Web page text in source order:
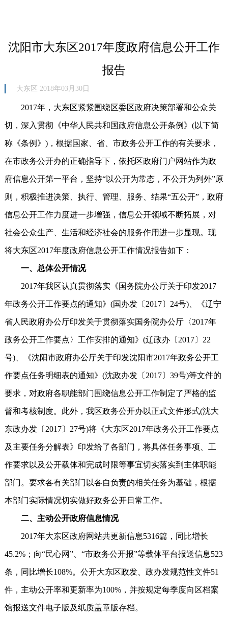
沈阳市大东区2017年度政府信息公开工作
报告
大东区 2018年03月30日
2017年，大东区紧紧围绕区委区政府决策部署和公众关
切，深入贯彻《中华人民共和国政府信息公开条例》(以下简
称《条例》)，根据国家、省、市政务公开工作的有关要求，
在市政务公开办的正确指导下，依托区政府门户网站作为政
府信息公开第一平台，坚持“以公开为常态，不公开为列外”原
则，积极推进决策、执行、管理、服务、结果“五公开”，政府
信息公开工作力度进一步增强，信息公开领域不断拓展，对
社会公众生产、生活和经济社会的服务作用进一步显现。现
将大东区2017年度政府信息公开工作情况报告如下：
一、总体公开情况
2017年我区认真贯彻落实《国务院办公厅关于印发2017
年政务公开工作要点的通知》(国办发〔2017〕24号)、《辽宁
省人民政府办公厅印发关于贯彻落实国务院办公厅〈2017年
政务公开工作要点〉工作安排的通知》(辽政办〔2017〕22
号)、《沈阳市政府办公厅关于印发沈阳市2017年政务公开工
作要点任务明细表的通知》(沈政办发〔2017〕39号)等文件的
要求，对政府各职能部门围绕信息公开工作制定了严格的监
督和考核制度。此外，我区政务公开办以正式文件形式(沈大
东政办发〔2017〕27号)将《大东区2017年政务公开工作要点
及主要任务分解表》印发给了各部门，将具体任务事项、工
作要求以及公开载体和完成时限等事宜切实落实到主体职能
部门。要求各有关部门以各自负责的相关任务为基础，根据
本部门实际情况切实做好政务公开日常工作。
二、主动公开政府信息情况
2017年大东区政府网站共更新信息5316篇，同比增长
45.2%；向“民心网”、“市政务公开报”等载体平台报送信息523
条，同比增长108%。公开大东区政发、政办发规范性文件51
件，主动公开率和更新率为100%，并按规定每季度向区档案
馆报送文件电子版及纸质盖章版存档。